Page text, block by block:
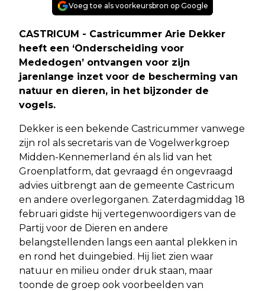
Voeg toe als voorkeursbron op Google
CASTRICUM - Castricummer Arie Dekker
heeft een ‘Onderscheiding voor
Mededogen’ ontvangen voor zijn
jarenlange inzet voor de bescherming van
natuur en dieren, in het bijzonder de
vogels.
Dekker is een bekende Castricummer vanwege
zijn rol als secretaris van de Vogelwerkgroep
Midden-Kennemerland én als lid van het
Groenplatform, dat gevraagd én ongevraagd
advies uitbrengt aan de gemeente Castricum
en andere overlegorganen. Zaterdagmiddag 18
februari gidste hij vertegenwoordigers van de
Partij voor de Dieren en andere
belangstellenden langs een aantal plekken in
en rond het duingebied. Hij liet zien waar
natuur en milieu onder druk staan, maar
toonde de groep ook voorbeelden van